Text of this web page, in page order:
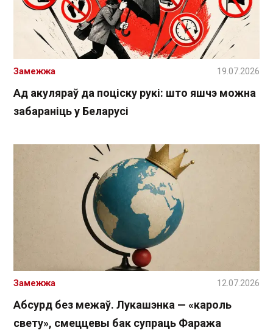
Ад акуляраў да поціску рукі: што яшчэ можна
забараніць у Беларусі
Замежжа 19.07.2026
Абсурд без межаў. Лукашэнка — «кароль
свету», смеццевы бак супраць Фаража
Замежжа 12.07.2026